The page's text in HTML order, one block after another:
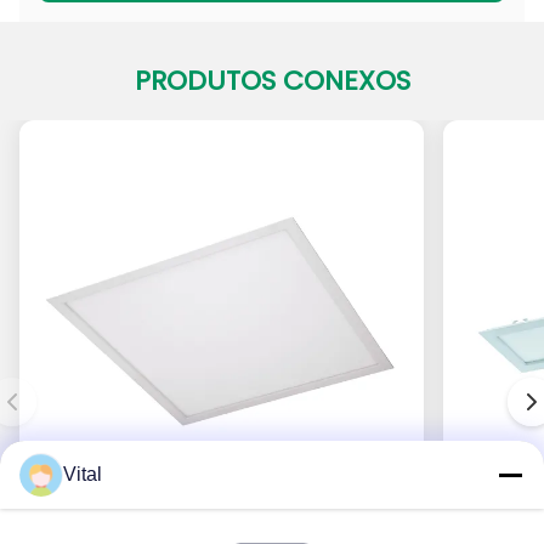
PRODUTOS CONEXOS
Vital